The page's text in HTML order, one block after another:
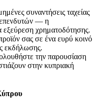
συναντήσεις ταχείας
επενδυτών — η
εξεύρεση χρηματοδότησης.
σας σε ένα ευρύ κοινό
εκδήλωσης.
την παρουσίαση
στην κυπριακή